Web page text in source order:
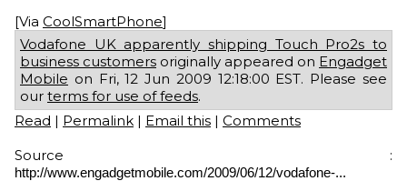
[Via CoolSmartPhone]
Vodafone UK apparently shipping Touch Pro2s to
business customers originally appeared on Engadget
Mobile on Fri, 12 Jun 2009 12:18:00 EST. Please see
our terms for use of feeds.
Read | Permalink | Email this | Comments
Source :
http://www.engadgetmobile.com/2009/06/12/vodafone-...